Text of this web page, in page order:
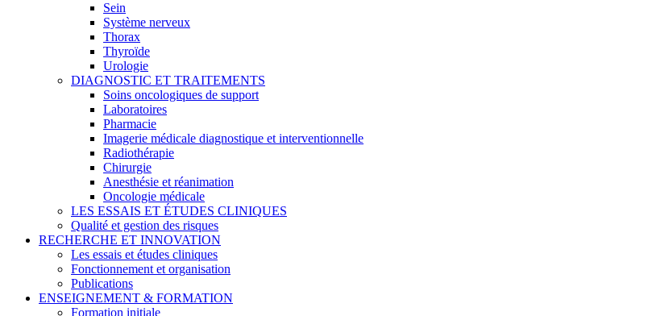
Sein
Système nerveux
Thorax
Thyroïde
Urologie
DIAGNOSTIC ET TRAITEMENTS
Soins oncologiques de support
Laboratoires
Pharmacie
Imagerie médicale diagnostique et interventionnelle
Radiothérapie
Chirurgie
Anesthésie et réanimation
Oncologie médicale
LES ESSAIS ET ÉTUDES CLINIQUES
Qualité et gestion des risques
RECHERCHE ET INNOVATION
Les essais et études cliniques
Fonctionnement et organisation
Publications
ENSEIGNEMENT & FORMATION
Formation initiale